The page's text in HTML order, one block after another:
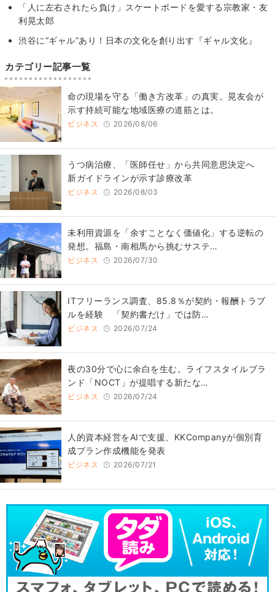
「人に左右されたら負け」スケートボードを愛する宗教家・友
利晃太郎
渋谷に“ギャル”あり！日本の文化を創り出す『ギャル文化』
カテゴリー記事一覧
​命の現場を守る「働き方改革」の真実。晃友会が
示す持続可能な地域医療の道筋とは。
ビジネス 2026/08/06
うつ病治療、「医師任せ」から共同意思決定へ
新ガイドラインが示す診療改革
ビジネス 2026/08/03
​​未利用資源を「余すことなく価値化」する逆転の
発想。福島・南相馬から挑むサステ…
ビジネス 2026/07/30
ITフリーランス調査、85.8％が契約・報酬トラブ
ルを経験 「契約書だけ」では防…
ビジネス 2026/07/24
​夜の30分で心に余白を生む。ライフスタイルブラ
ンド「NOCT」が提唱する新たな…
ビジネス 2026/07/24
人的資本経営をAIで支援、KKCompanyが個別育
成プラン作成機能を発表
ビジネス 2026/07/21